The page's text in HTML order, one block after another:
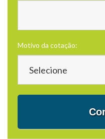
Motivo da cotação: